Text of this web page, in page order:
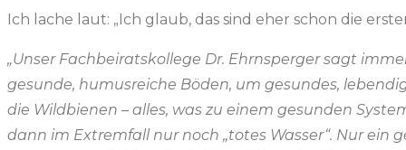
Ich lache laut: „Ich glaub, das sind eher schon die
„Unser Fachbeiratskollege Dr. Ehrnsperger sagt
gesunde, humusreiche Böden, um gesundes,
die Wildbienen – alles, was zu einem gesunden
dann im Extremfall nur noch „totes Wasser“. Nur